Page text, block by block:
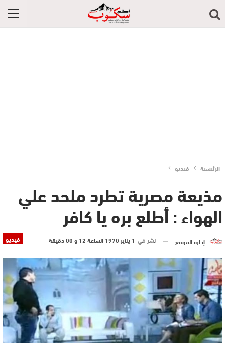
الرئيسية فيديو
مذيعة مصرية تطرد ملحد علي
الهواء : أطلع بره يا كافر
فيديو إدارة الموقع نشر في 1 يناير 1970 الساعة 12 و 00 دقيقة